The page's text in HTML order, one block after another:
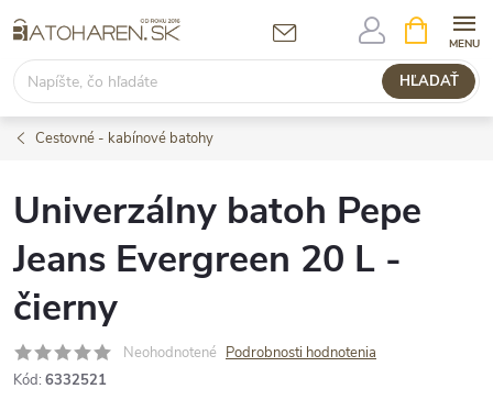
na
obsah
HĽADAŤ
KOŠÍK
Cestovné - kabínové batohy
Univerzálny batoh Pepe
Jeans Evergreen 20 L -
čierny
Neohodnotené Podrobnosti hodnotenia
Kód: 6332521